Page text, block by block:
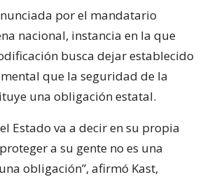
por el mandatario
nacional, instancia en la que
busca dejar establecido
que la seguridad de la
una obligación estatal.
Estado va a decir en su propia
a su gente no es una
obligación”, afirmó Kast,